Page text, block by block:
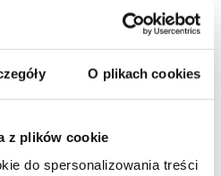
O plikach cookies
z plików cookie
do spersonalizowania treści
odchodów i wymiana
i naprawy. Ponowne
zamków i podajników.
możliwym czasie,
związanych z ciągłym